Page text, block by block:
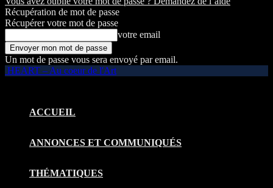
Récupération de mot de passe
Récupérer votre mot de passe
votre email
Un mot de passe vous sera envoyé par email.
HEART – Au coeur de l'Art
ACCUEIL
ANNONCES ET COMMUNIQUÉS
THÉMATIQUES